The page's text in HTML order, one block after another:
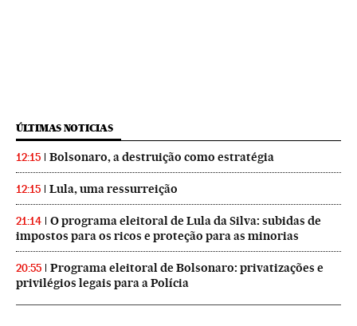
ÚLTIMAS NOTICIAS
12:15 Bolsonaro, a destruição como estratégia
12:15 Lula, uma ressurreição
21:14
O programa eleitoral de Lula da Silva: subidas de
impostos para os ricos e proteção para as minorias
20:55
Programa eleitoral de Bolsonaro: privatizações e
privilégios legais para a Polícia